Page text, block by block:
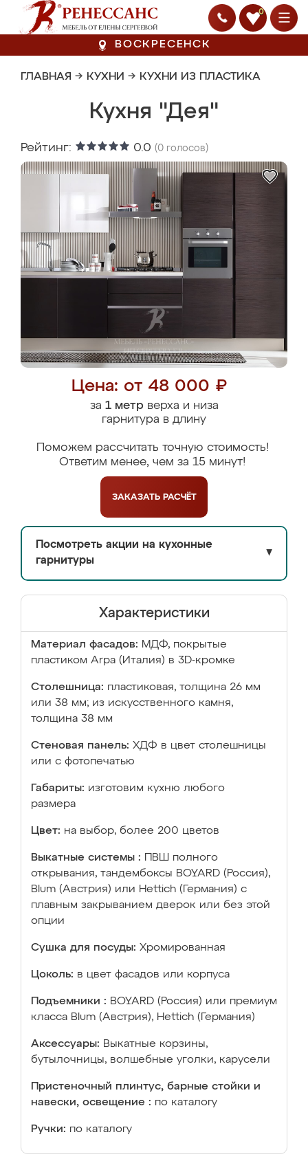
0
ВОСКРЕСЕНСК
ГЛАВНАЯ → КУХНИ → КУХНИ ИЗ ПЛАСТИКА
Кухня "Дея"
Рейтинг: 0.0 (0 голосов)
Цена: от 48 000 ₽
за 1 метрверха и низа
гарнитура в длину
Поможем рассчитать точную стоимость!
Ответим менее, чем за 15 минут!
ЗАКАЗАТЬ РАСЧЁТ
Посмотреть акции на кухонные
гарнитуры
▼
Характеристики
Материал фасадов: МДФ, покрытые
пластиком Arpa (Италия) в 3D-кромке
Столешница: пластиковая, толщина 26 мм
или 38 мм; из искусственного камня,
толщина 38 мм
Стеновая панель: ХДФ в цвет столешницы
или с фотопечатью
Габариты: изготовим кухню любого
размера
Цвет: на выбор, более 200 цветов
Выкатные системы :
ПВШ полного
открывания, тандембоксы BOYARD (Россия),
Blum (Австрия) или Hettich (Германия) с
плавным закрыванием дверок или без этой
опции
Сушка для посуды: Хромированная
Цоколь: в цвет фасадов или корпуса
Подъемники : BOYARD (Россия) или премиум
класса Blum (Австрия), Hettich (Германия)
Аксессуары: Выкатные корзины,
бутылочницы, волшебные уголки, карусели
Пристеночный плинтус, барные стойки и
навески, освещение : по каталогу
Ручки: по каталогу